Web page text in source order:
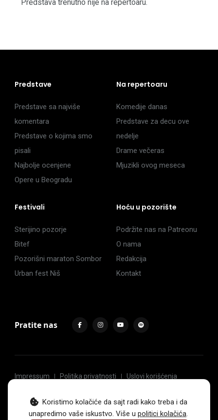
Predstava trenutno nije na repertoaru.
Koristimo kolačiće da sajt radi kako treba i da
unapredimo vaše iskustvo. Više u politici kolačića.
Predstave
Predstave sa najviše
komentara
Predstave o kojima smo
pisali
Najbolje ocenjene
Opere u Beogradu
Na repertoaru
Komedije danas
Predstave za decu ove
nedelje
Drame večeras
Mjuzikli ovog meseca
Festivali
Sterijino pozorje
Bitef
Pozorišni maraton Sombor
Urban fest Niš
Hoću u pozorište
Podržite nas na Patreonu
O nama
Redakcija
Kontakt
Pratite nas
Impressum Politika privatnosti
Uslovi korišćenja